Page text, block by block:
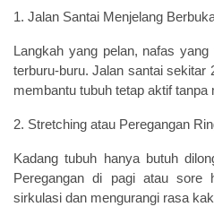
1. Jalan Santai Menjelang
Langkah yang pelan, nafas
terburu-buru. Jalan santai sekitar
membantu tubuh tetap aktif tanpa
2. Stretching atau Peregangan
Kadang tubuh hanya butuh
Peregangan di pagi atau sore
sirkulasi dan mengurangi rasa